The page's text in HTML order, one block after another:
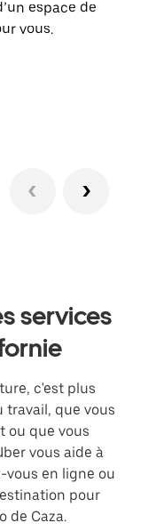
espace de
vous.
services
c'est plus
travail, que vous
ou que vous
vous aide à
vous en ligne ou
pour
de Caza.